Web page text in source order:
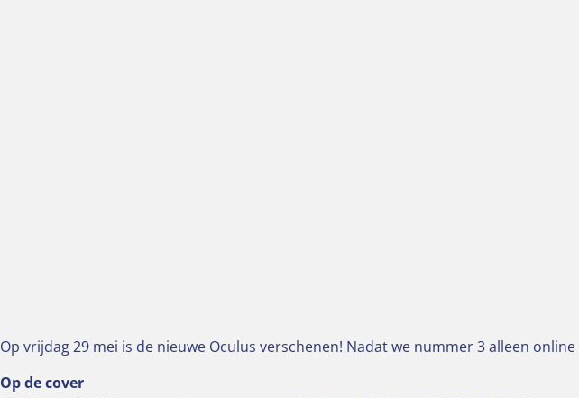
Op vrijdag 29 mei is de nieuwe Oculus verschenen! Nadat we nummer 3 alleen
Op de cover